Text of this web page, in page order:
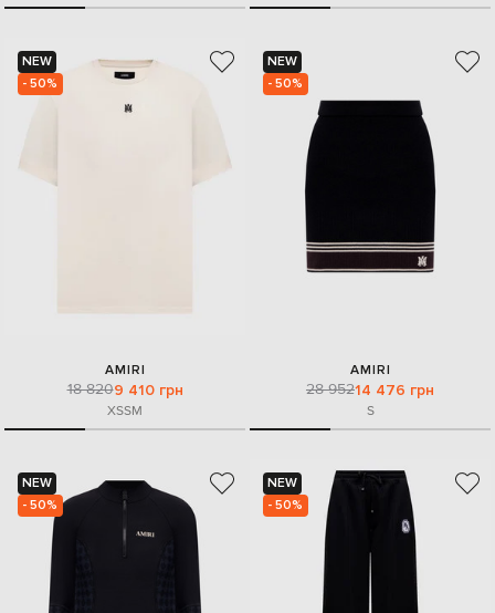
NEW
- 50%
AMIRI
18 8209 410 грн
XSSM
NEW
- 50%
AMIRI
28 95214 476 грн
S
NEW
- 50%
NEW
- 50%